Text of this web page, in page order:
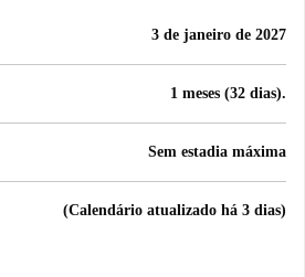
3 de janeiro de 2027
1 meses (32 dias).
Sem estadia máxima
(Calendário atualizado há 3 dias)